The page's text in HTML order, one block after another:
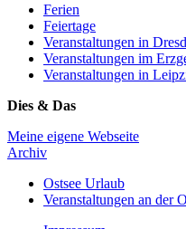
Ferien
Feiertage
Veranstaltungen in
Veranstaltungen im
Veranstaltungen in
Dies & Das
Meine eigene Webseite
Archiv
Ostsee Urlaub
Veranstaltungen an der